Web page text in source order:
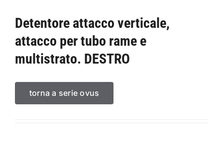
Detentore attacco verticale,
attacco per tubo rame e
multistrato. DESTRO
torna a serie ovus